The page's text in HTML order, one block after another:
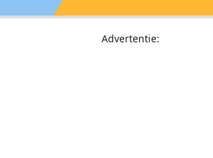
Advertentie: